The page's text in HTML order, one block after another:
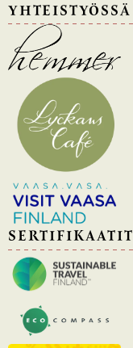
YHTEISTYÖSSÄ
SERTIFIKAATIT